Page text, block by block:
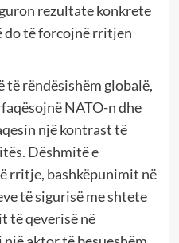
rezultate konkrete
do të forcojnë rritjen
rëndësishëm globalë,
NATO-n dhe
një kontrast të
Dëshmitë e
rritje, bashkëpunimit në
të sigurisë me shtete
të qeverisë në